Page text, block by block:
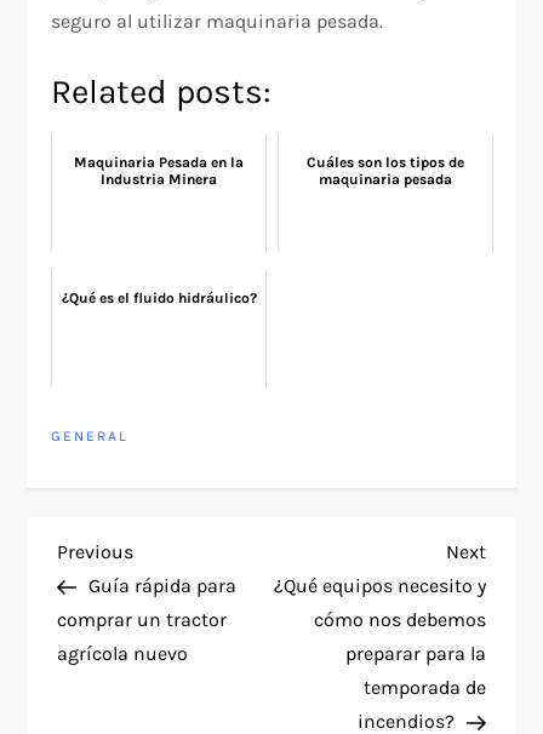
seguro al utilizar maquinaria pesada.
Related posts:
Maquinaria Pesada en la
Industria Minera
Cuáles son los tipos de
maquinaria pesada
¿Qué es el fluido hidráulico?
GENERAL
P
o
s
Previous
Post
Previous
Guía rápida para
comprar un tractor
agrícola nuevo
Next
Post
Next
¿Qué equipos necesito y
cómo nos debemos
preparar para la
temporada de
incendios?